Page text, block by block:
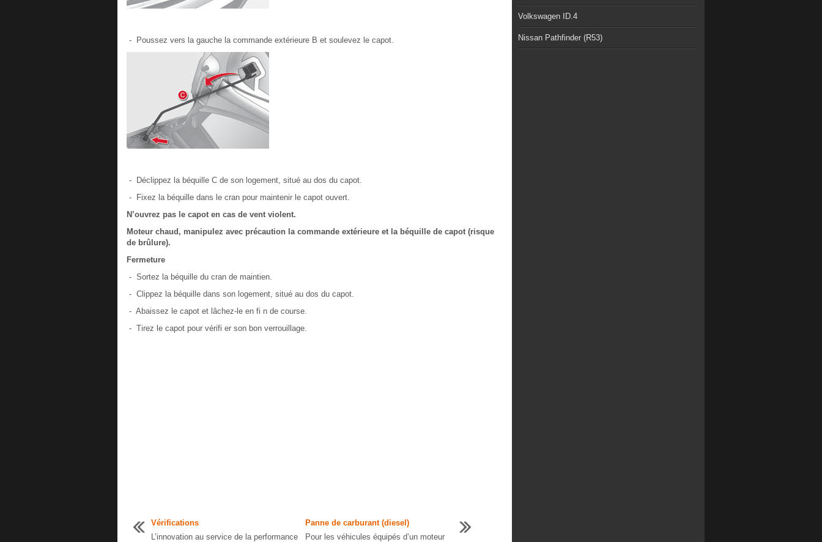
- Poussez vers la gauche la commande extérieure B et soulevez le capot.
- Déclippez la béquille C de son logement, situé au dos du capot.
- Fixez la béquille dans le cran pour maintenir le capot ouvert.
N’ouvrez pas le capot en cas de vent violent.
Moteur chaud, manipulez avec précaution la commande extérieure et la béquille de capot (risque
de brûlure).
Fermeture
- Sortez la béquille du cran de maintien.
- Clippez la béquille dans son logement, situé au dos du capot.
- Abaissez le capot et lâchez-le en fi n de course.
- Tirez le capot pour vérifi er son bon verrouillage.
Vérifications
L’innovation au service de la performance
Panne de carburant (diesel)
Pour les véhicules équipés d’un moteur
Volkswagen ID.4
Nissan Pathfinder (R53)